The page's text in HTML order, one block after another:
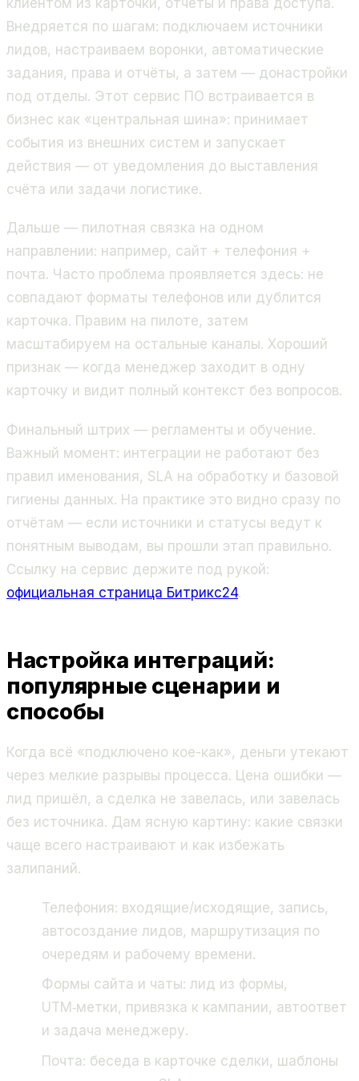
Внедряется по шагам: подключаем источники
лидов, настраиваем воронки, автоматические
задания, права и отчёты, а затем — донастройки
под отделы. Этот сервис ПО встраивается в
бизнес как «центральная шина»: принимает
события из внешних систем и запускает
действия — от уведомления до выставления
счёта или задачи логистике.
Дальше — пилотная связка на одном
направлении: например, сайт + телефония +
почта. Часто проблема проявляется здесь: не
совпадают форматы телефонов или дублится
карточка. Правим на пилоте, затем
масштабируем на остальные каналы. Хороший
признак — когда менеджер заходит в одну
карточку и видит полный контекст без вопросов.
Финальный штрих — регламенты и обучение.
Важный момент: интеграции не работают без
правил именования, SLA на обработку и базовой
гигиены данных. На практике это видно сразу по
отчётам — если источники и статусы ведут к
понятным выводам, вы прошли этап правильно.
Ссылку на сервис держите под рукой:
официальная страница Битрикс24.
Настройка интеграций:
популярные сценарии и
способы
Когда всё «подключено кое-как», деньги утекают
через мелкие разрывы процесса. Цена ошибки —
лид пришёл, а сделка не завелась, или завелась
без источника. Дам ясную картину: какие связки
чаще всего настраивают и как избежать
залипаний.
Телефония: входящие/исходящие, запись,
автосоздание лидов, маршрутизация по
очередям и рабочему времени.
Формы сайта и чаты: лид из формы,
UTM‑метки, привязка к кампании, автоответ
и задача менеджеру.
Почта: беседа в карточке сделки, шаблоны